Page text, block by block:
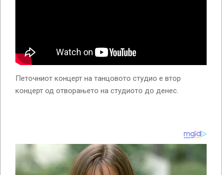
Петочниот концерт на танцовото студио е втор
концерт од отворањето на студиото до денес.